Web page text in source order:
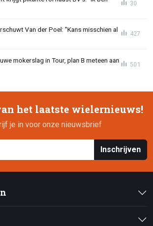
30
Van der Poel: "Kans misschien al
427
mokerslag in Tour, plan B meteen aan
501
het laatste wielernieuws!
je in voor onze nieuwsbrief
Inschrijven